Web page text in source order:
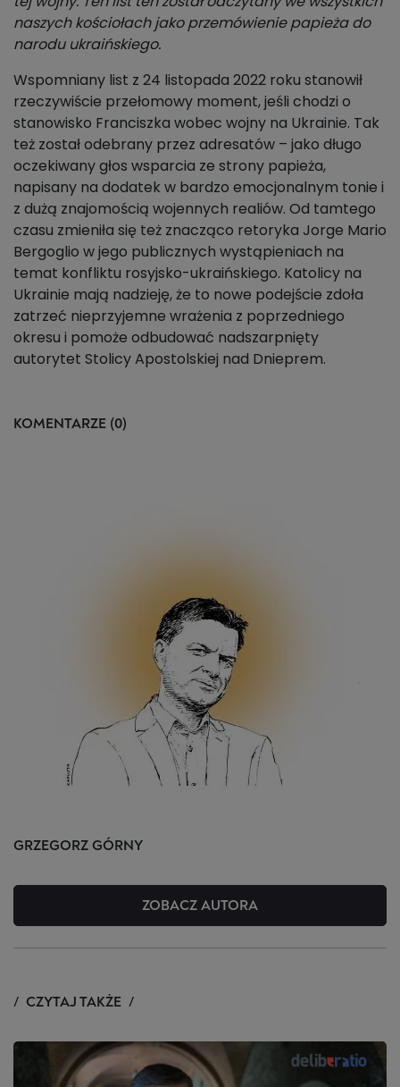
naszych kościołach jako przemówienie papieża do
narodu ukraińskiego.
Wspomniany list z 24 listopada 2022 roku stanowił
rzeczywiście przełomowy moment, jeśli chodzi o
stanowisko Franciszka wobec wojny na Ukrainie. Tak
też został odebrany przez adresatów – jako długo
oczekiwany głos wsparcia ze strony papieża,
napisany na dodatek w bardzo emocjonalnym tonie i
z dużą znajomością wojennych realiów. Od tamtego
czasu zmieniła się też znacząco retoryka Jorge Mario
Bergoglio w jego publicznych wystąpieniach na
temat konfliktu rosyjsko-ukraińskiego. Katolicy na
Ukrainie mają nadzieję, że to nowe podejście zdoła
zatrzeć nieprzyjemne wrażenia z poprzedniego
okresu i pomoże odbudować nadszarpnięty
autorytet Stolicy Apostolskiej nad Dnieprem.
KOMENTARZE (0)
GRZEGORZ GÓRNY
ZOBACZ AUTORA
CZYTAJ TAKŻE